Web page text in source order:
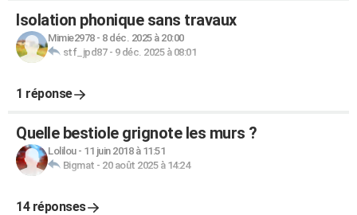
Isolation phonique sans travaux
Mimie2978- 8 déc. 2025 à 20:00
stf_jpd87- 9 déc. 2025 à 08:01
1 réponse
Quelle bestiole grignote les murs ?
Lolilou- 11 juin 2018 à 11:51
Bigmat - 20 août 2025 à 14:24
14 réponses